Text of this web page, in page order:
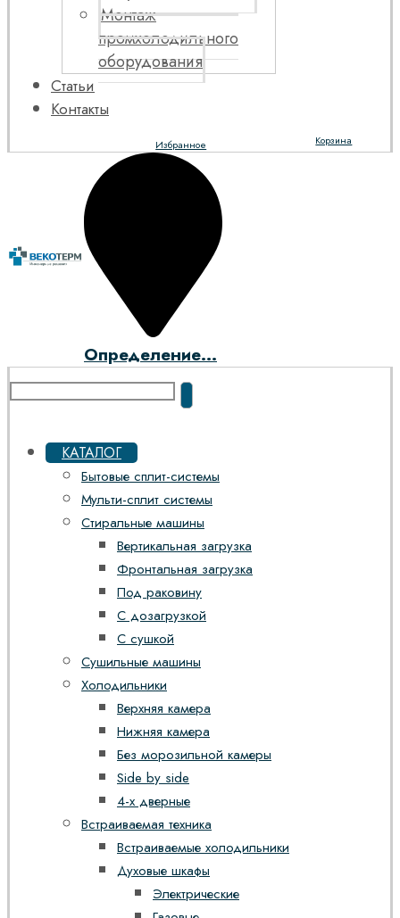
Монтаж
промхолодильного
оборудования
Статьи
Контакты
Корзина
Избранное
Определение...
КАТАЛОГ
Бытовые сплит-системы
Мульти-сплит системы
Стиральные машины
Вертикальная загрузка
Фронтальная загрузка
Под раковину
С дозагрузкой
С сушкой
Сушильные машины
Холодильники
Верхняя камера
Нижняя камера
Без морозильной камеры
Side by side
4-х дверные
Встраиваемая техника
Встраиваемые холодильники
Духовые шкафы
Электрические